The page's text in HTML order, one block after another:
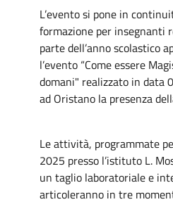
L’evento si pone in
formazione per insegnanti
parte dell’anno scolastico
l’evento “Come essere
domani" realizzato in data
ad Oristano la presenza
Le attività, programmate
2025 presso l’istituto L.
un taglio laboratoriale e
articoleranno in tre